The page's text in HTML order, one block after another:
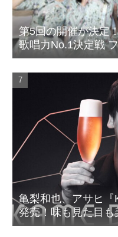
第5回の開催が決定
歌唱力No.1決定戦
亀梨和也、アサヒ『
発売！味も見た目
ルがついに完成